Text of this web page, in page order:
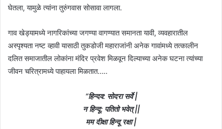
घेतला, यामुळे त्यांना तुरुंगवास सोसावा लागला.
गाव खेड्यामध्ये नागरिकांच्या जगण्या वागण्यात समानता यावी, व्यवहारातील
अस्पृश्यता नष्ट व्हावी यासाठी तुकडोजी महाराजांनी अनेक गावांमध्ये तत्कालीन
दलित समाजातील लोकांना मंदिर प्रवेश मिळवून दिल्याच्या अनेक घटना त्यांच्या
जीवन चरित्रामध्ये पाहायला मिळतात…..
“हिन्दव: सोदरा सर्वे |
न हिन्दू: पतितो भवेत् ||
मम दीक्षा हिन्दू रक्षा |